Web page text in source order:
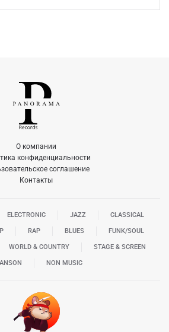
О компании
конфиденциальности
соглашение
Контакты
ELECTRONIC JAZZ CLASSICAL
RAP BLUES FUNK/SOUL
WORLD & COUNTRY STAGE & SCREEN
NON MUSIC